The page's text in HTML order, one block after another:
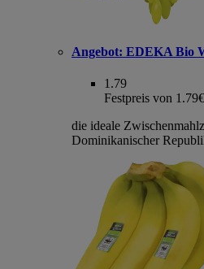
Angebot: EDEKA Bio
1.79
Festpreis von 1.79€
die ideale
Dominikanischer